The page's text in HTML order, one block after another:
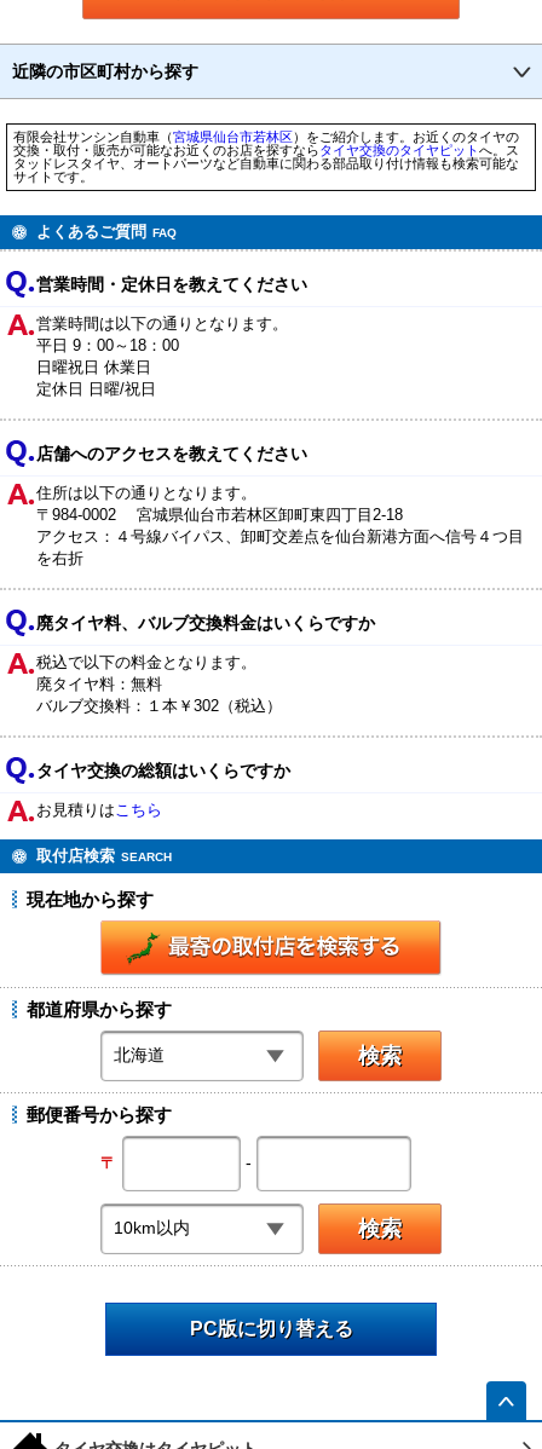
近隣の市区町村から探す
有限会社サンシン自動車（宮城県仙台市若林区 ）をご紹介します。お近くのタイヤの
交換・取付・販売が可能なお近くのお店を探すならタイヤ交換のタイヤピットへ。ス
タッドレスタイヤ、オートパーツなど自動車に関わる部品取り付け情報も検索可能な
サイトです。
よくあるご質問 FAQ
営業時間・定休日を教えてください
営業時間は以下の通りとなります。
平日 9：00～18：00
日曜祝日 休業日
定休日 日曜/祝日
店舗へのアクセスを教えてください
住所は以下の通りとなります。
〒984-0002 宮城県仙台市若林区卸町東四丁目2-18
アクセス：４号線バイパス、卸町交差点を仙台新港方面へ信号４つ目
を右折
廃タイヤ料、バルブ交換料金はいくらですか
税込で以下の料金となります。
廃タイヤ料：無料
バルブ交換料：１本￥302（税込）
タイヤ交換の総額はいくらですか
お見積りはこちら
取付店検索 SEARCH
現在地から探す
都道府県から探す
郵便番号から探す
〒 -
PC版に切り替える